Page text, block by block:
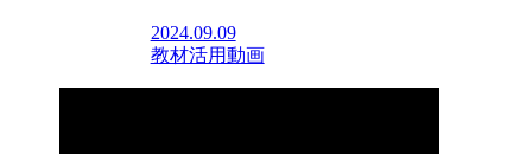
2024.09.09
教材活用動画